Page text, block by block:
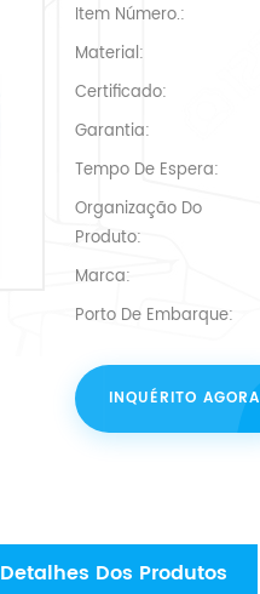
Item Número.:
Material:
Certificado:
Garantia:
Tempo De Espera:
Organização Do
Produto:
Marca:
Porto De Embarque:
INQUÉRITO AGORA
Detalhes Dos Produtos